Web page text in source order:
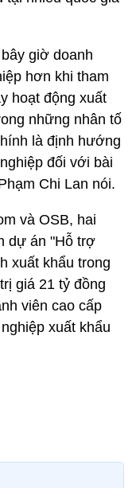
giờ doanh
hơn khi tham
hoạt động xuất
những nhân tố
là định hướng
đối với bài
Chi Lan nói.
và OSB, hai
dự án "Hỗ trợ
xuất khẩu trong
giá 21 tỷ đồng
viên cao cấp
xuất khẩu